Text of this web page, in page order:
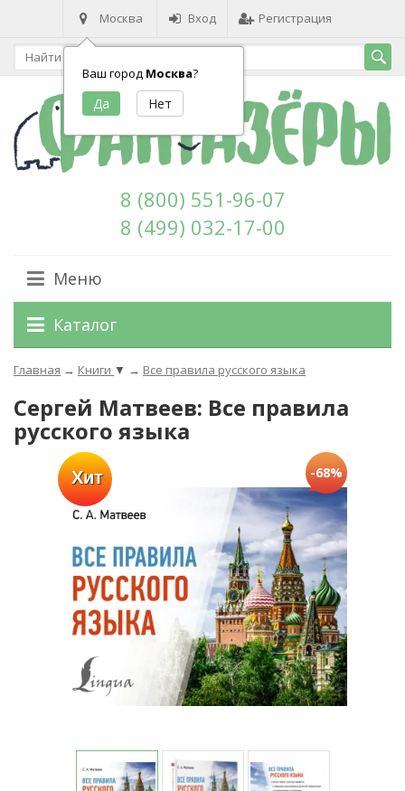
Москва
Ваш город Москва?
Вход Регистрация
8 (800) 551-96-07
8 (499) 032-17-00
Меню
Каталог
Главная → Книги ▼ → Все правила русского языка
Сергей Матвеев: Все правила
русского языка
Хит -68%